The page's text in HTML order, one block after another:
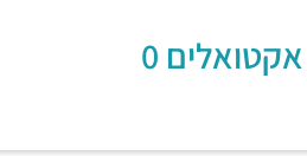
0